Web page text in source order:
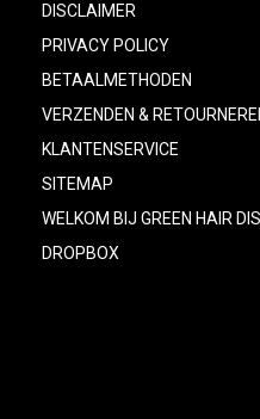
DISCLAIMER
PRIVACY POLICY
BETAALMETHODEN
VERZENDEN &
KLANTENSERVICE
SITEMAP
WELKOM BIJ GREEN HAIR
DROPBOX